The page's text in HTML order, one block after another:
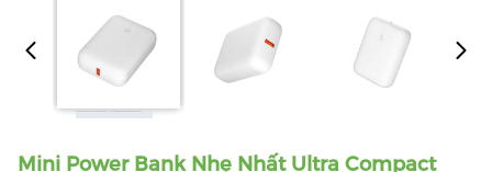
Mini Power Bank Nhẹ Nhất Ultra Compact